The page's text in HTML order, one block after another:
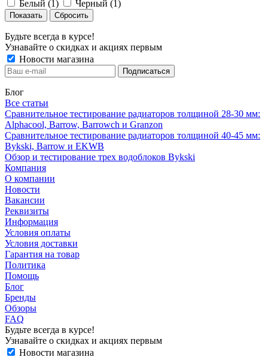
Белый (1 ) Черный (1 )
Сбросить
Будьте всегда в курсе!
Узнавайте о скидках и акциях первым
Новости магазина
Блог
Все статьи
Сравнительное тестирование радиаторов толщиной 28-30 мм:
Alphacool, Barrow, Barrowch и Granzon
Сравнительное тестирование радиаторов толщиной 40-45 мм:
Bykski, Barrow и EKWB
Обзор и тестирование трех водоблоков Bykski
Компания
О компании
Новости
Вакансии
Реквизиты
Информация
Условия оплаты
Условия доставки
Гарантия на товар
Политика
Помощь
Блог
Бренды
Обзоры
FAQ
Будьте всегда в курсе!
Узнавайте о скидках и акциях первым
Новости магазина